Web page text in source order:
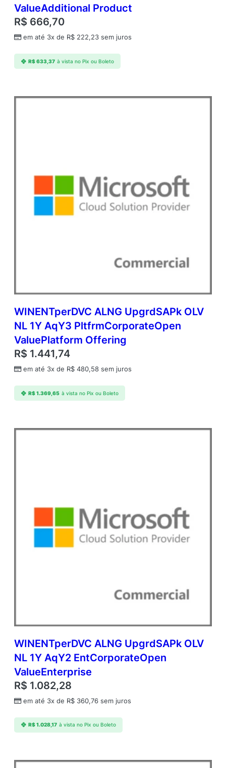
d
e
ValueAdditional Product
R$ 666,70
em até 3x de R$ 222,23 sem juros
R$633,37 à vista no Pix ou Boleto
WINENTperDVC ALNG UpgrdSAPk OLV
NL 1Y AqY3 PltfrmCorporateOpen
ValuePlatform Offering
R$ 1.441,74
em até 3x de R$ 480,58 sem juros
R$1.369,65 à vista no Pix ou Boleto
WINENTperDVC ALNG UpgrdSAPk OLV
NL 1Y AqY2 EntCorporateOpen
ValueEnterprise
R$ 1.082,28
em até 3x de R$ 360,76 sem juros
R$1.028,17 à vista no Pix ou Boleto